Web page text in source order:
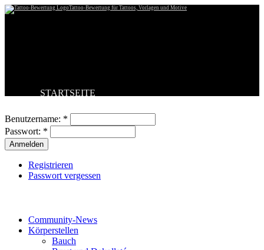
Tattoo-Bewertung für Tattoos, Vorlagen und Motive
STARTSEITE
BESTE TATTOOS
NEUESTE TATTOOS
KOMMENTARE
FORUM
Benutzername: *
Passwort: *
Registrieren
Passwort vergessen
Community-News
Körperstellen
Bauch